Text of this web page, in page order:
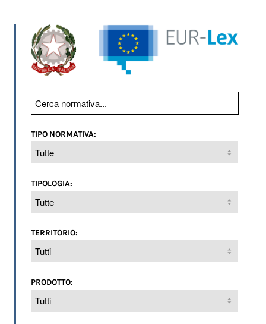
TIPO NORMATIVA:
TIPOLOGIA:
TERRITORIO:
PRODOTTO: